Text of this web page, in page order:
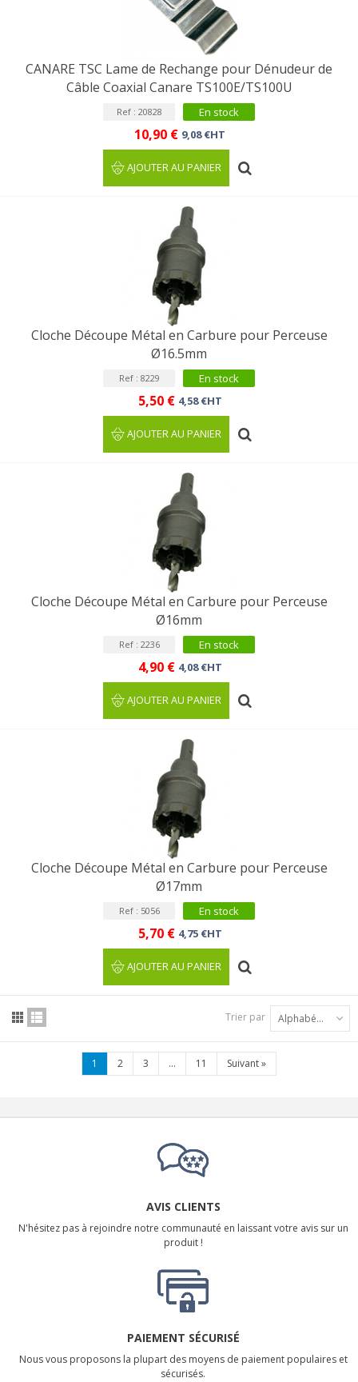
CANARE TSC Lame de Rechange pour Dénudeur de
Câble Coaxial Canare TS100E/TS100U
Ref : 20828 En stock
10,90 € 9,08 €HT
AJOUTER AU PANIER
Cloche Découpe Métal en Carbure pour Perceuse
Ø16.5mm
Ref : 8229 En stock
5,50 € 4,58 €HT
AJOUTER AU PANIER
Cloche Découpe Métal en Carbure pour Perceuse
Ø16mm
Ref : 2236 En stock
4,90 € 4,08 €HT
AJOUTER AU PANIER
Cloche Découpe Métal en Carbure pour Perceuse
Ø17mm
Ref : 5056 En stock
5,70 € 4,75 €HT
AJOUTER AU PANIER
Trier par Alphabétique : A à Z
1 2 3 ... 11 Suivant»
AVIS CLIENTS
N'hésitez pas à rejoindre notre communauté en laissant votre avis sur un
produit !
PAIEMENT SÉCURISÉ
Nous vous proposons la plupart des moyens de paiement populaires et
sécurisés.